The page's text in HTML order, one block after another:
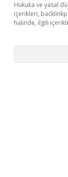
Hukuka ve yasal
içerikleri,
halinde, ilgili